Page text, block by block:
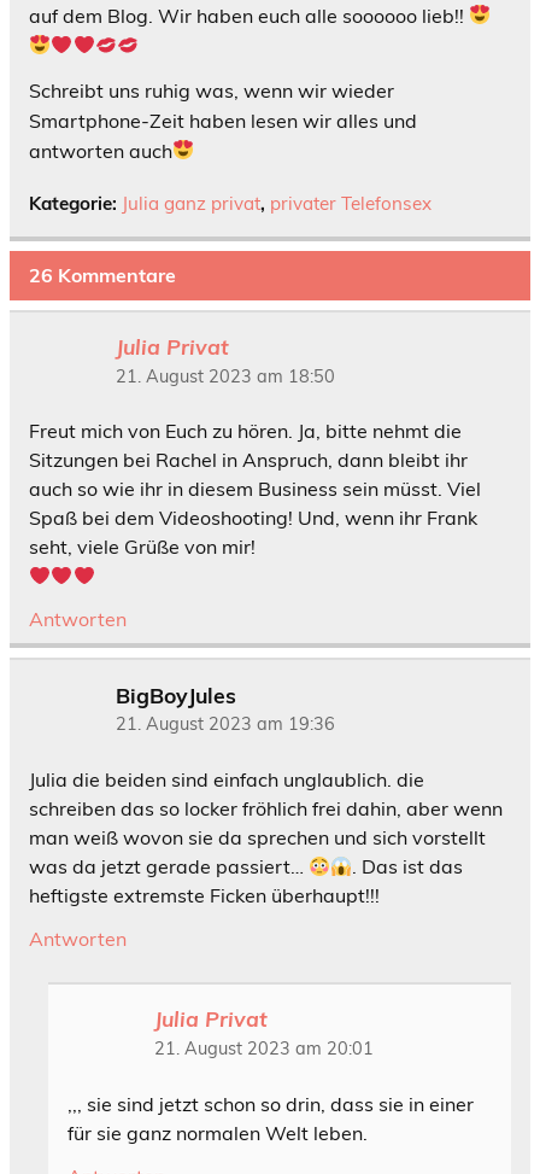
auf dem Blog. Wir haben euch alle soooooo lieb!!
Schreibt uns ruhig was, wenn wir wieder
Smartphone-Zeit haben lesen wir alles und
antworten auch
Kategorie: Julia ganz privat, privater Telefonsex
26 Kommentare
Julia Privat
21. August 2023 am 18:50
Freut mich von Euch zu hören. Ja, bitte nehmt die
Sitzungen bei Rachel in Anspruch, dann bleibt ihr
auch so wie ihr in diesem Business sein müsst. Viel
Spaß bei dem Videoshooting! Und, wenn ihr Frank
seht, viele Grüße von mir!
Antworten
BigBoyJules
21. August 2023 am 19:36
Julia die beiden sind einfach unglaublich. die
schreiben das so locker fröhlich frei dahin, aber wenn
man weiß wovon sie da sprechen und sich vorstellt
was da jetzt gerade passiert…
. Das ist das
heftigste extremste Ficken überhaupt!!!
Antworten
Julia Privat
21. August 2023 am 20:01
,,, sie sind jetzt schon so drin, dass sie in einer
für sie ganz normalen Welt leben.